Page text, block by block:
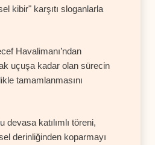
kibir" karşıtı sloganlarla
Havalimanı’ndan
uçuşa kadar olan sürecin
tamamlanmasını
devasa katılımlı töreni,
derinliğinden koparmayı